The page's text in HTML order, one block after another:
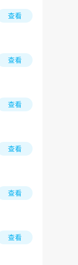
查看
查看
查看
查看
查看
查看